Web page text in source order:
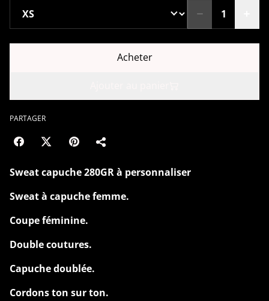
Acheter
PARTAGER
Sweat capuche 280GR à personnaliser
Sweat à capuche femme.
Coupe féminine.
Double coutures.
Capuche doublée.
Cordons ton sur ton.